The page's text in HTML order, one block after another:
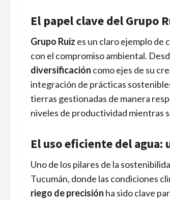
El papel clave del Grupo
Grupo Ruiz es un claro ejemplo de
con el compromiso ambiental.
diversificación como ejes de su
integración de prácticas
tierras gestionadas de manera
niveles de productividad mientras
El uso eficiente del
Uno de los pilares de la
Tucumán, donde las condiciones
riego de precisión ha sido clave